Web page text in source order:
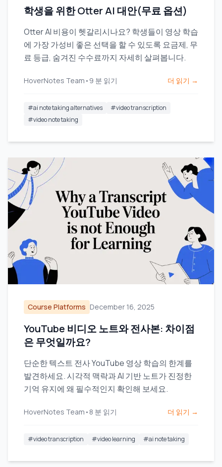
학생을 위한 Otter AI 대안(무료 옵션)
Otter AI 비용이 헷갈리시나요? 학생들이 영상 학습
에 가장 가성비 좋은 선택을 할 수 있도록 요금제, 무
료 등급, 숨겨진 수수료까지 자세히 살펴봅니다.
HoverNotes Team • 9 분 읽기 더 읽기 →
#ai note taking alternatives #video transcription
#video note taking
Course Platforms December 16, 2025
YouTube 비디오 노트와 전사본: 차이점
은 무엇일까요?
단순한 텍스트 전사 YouTube 영상 학습의 한계를
발견하세요. 시각적 맥락과 AI 기반 노트가 진정한
기억 유지에 왜 필수적인지 확인해 보세요.
HoverNotes Team • 8 분 읽기 더 읽기 →
#video transcription #video learning #ai note taking